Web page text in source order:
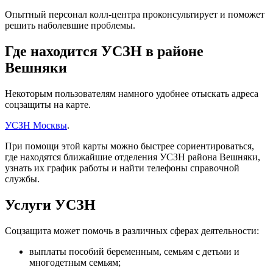
Опытный персонал колл-центра проконсультирует и поможет
решить наболевшие проблемы.
Где находится УСЗН в районе
Вешняки
Некоторым пользователям намного удобнее отыскать адреса
соцзащиты на карте.
УСЗН Москвы.
При помощи этой карты можно быстрее сориентироваться,
где находятся ближайшие отделения УСЗН района Вешняки,
узнать их график работы и найти телефоны справочной
службы.
Услуги УСЗН
Соцзащита может помочь в различных сферах деятельности:
выплаты пособий беременным, семьям с детьми и
многодетным семьям;